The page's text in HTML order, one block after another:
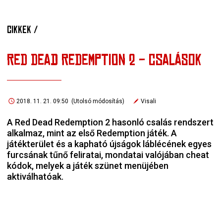
CIKKEK /
RED DEAD REDEMPTION 2 - CSALÁSOK
2018. 11. 21. 09:50 (Utolsó módosítás) Visali
A Red Dead Redemption 2 hasonló csalás rendszert
alkalmaz, mint az első Redemption játék. A
játékterület és a kapható újságok láblécének egyes
furcsának tűnő feliratai, mondatai valójában cheat
kódok, melyek a játék szünet menüjében
aktiválhatóak.